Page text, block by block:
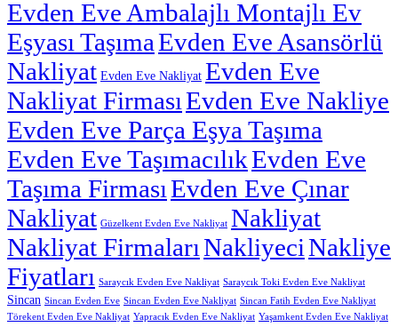
Evden Eve Ambalajlı Montajlı Ev
Eşyası TaşımaEvden Eve Asansörlü
Nakliyat Evden Eve Nakliyat Evden Eve
Nakliyat FirmasıEvden Eve Nakliye
Evden Eve Parça Eşya Taşıma
Evden Eve TaşımacılıkEvden Eve
Taşıma FirmasıEvden Eve Çınar
Nakliyat Güzelkent Evden Eve Nakliyat Nakliyat
Nakliyat FirmalarıNakliyeciNakliye
Fiyatları Saraycık Evden Eve Nakliyat Saraycık Toki Evden Eve Nakliyat
Sincan Sincan Evden Eve Sincan Evden Eve Nakliyat Sincan Fatih Evden Eve Nakliyat
Törekent Evden Eve Nakliyat Yapracık Evden Eve Nakliyat Yaşamkent Evden Eve Nakliyat